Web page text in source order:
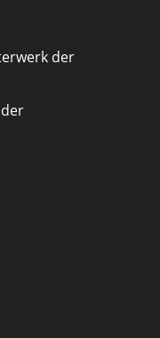
der